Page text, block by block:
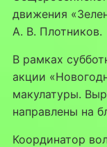
движения
А. В. Плотников.
В рамках
акции
макулатуры.
направлены на
Координатор